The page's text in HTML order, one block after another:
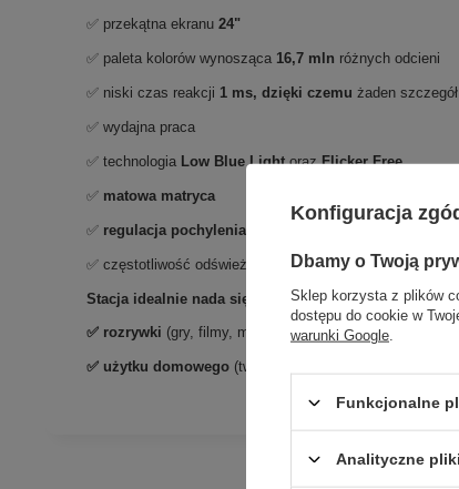
✅ przekątna ekranu24"
✅ paleta kolorów wynosząca 16,7 mln różnych odcieni
✅ niski czas reakcji 1 ms, dzięki czemu żaden
✅ wydajna praca
✅ technologia Low Blue LightorazFlicker Free
✅ matowa matryca
✅ regulacja pochylenia oraz wysokości ekranu
✅ częstotliwość odświeżania 165Hz
Stacja idealnie nada się do:
✅ rozrywki (gry, filmy, muzyka)
✅ użytku domowego (tworzenie i wydruk dokumentów,
Konfiguracja
Dbamy o Twoją
Sklep korzysta z plików
dostępu do cookie w
warunki Google
Funkcjonalne
Analityczne